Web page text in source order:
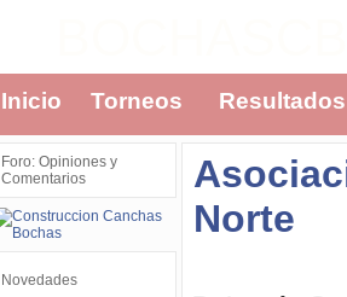
Inicio Torneos Resultados
Foro: Opiniones y
Comentarios
Novedades
Norte